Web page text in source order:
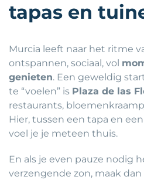
tapas en
Murcia leeft naar het ritme
ontspannen, sociaal, vol
genieten. Een geweldig
te “voelen” is Plaza de las
restaurants,
Hier, tussen een tapa en
voel je je meteen thuis.
En als je even pauze nodig
verzengende zon, maak